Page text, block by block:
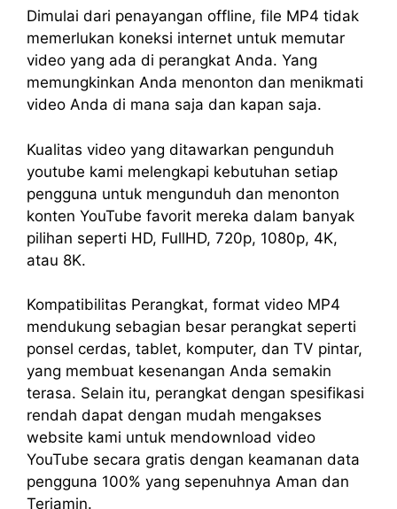
Dimulai dari penayangan offline, file MP4 tidak
memerlukan koneksi internet untuk memutar
video yang ada di perangkat Anda. Yang
memungkinkan Anda menonton dan menikmati
video Anda di mana saja dan kapan saja.
Kualitas video yang ditawarkan pengunduh
youtube kami melengkapi kebutuhan setiap
pengguna untuk mengunduh dan menonton
konten YouTube favorit mereka dalam banyak
pilihan seperti HD, FullHD, 720p, 1080p, 4K,
atau 8K.
Kompatibilitas Perangkat, format video MP4
mendukung sebagian besar perangkat seperti
ponsel cerdas, tablet, komputer, dan TV pintar,
yang membuat kesenangan Anda semakin
terasa. Selain itu, perangkat dengan spesifikasi
rendah dapat dengan mudah mengakses
website kami untuk mendownload video
YouTube secara gratis dengan keamanan data
pengguna 100% yang sepenuhnya Aman dan
Terjamin.